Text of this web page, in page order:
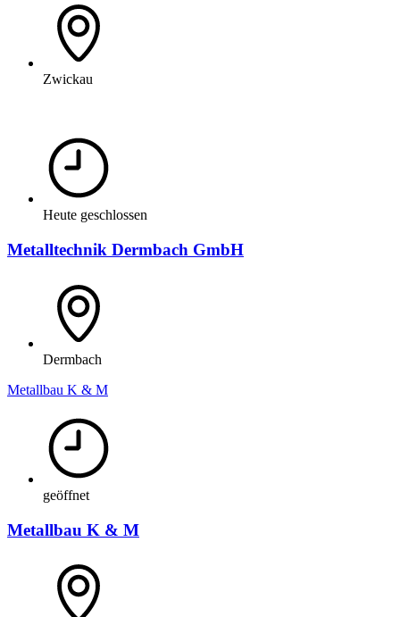
Zwickau
Heute geschlossen
Metalltechnik Dermbach GmbH
Dermbach
Metallbau K & M
geöffnet
Metallbau K & M